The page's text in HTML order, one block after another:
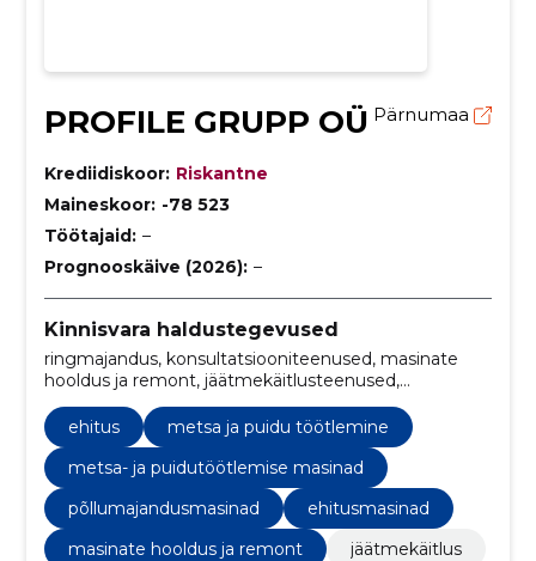
PROFILE GRUPP OÜ Pärnumaa
Krediidiskoor: Riskantne
Maineskoor: -78 523
Töötajaid: –
Prognooskäive (2026): –
Kinnisvara haldustegevused
ringmajandus, konsultatsiooniteenused, masinate
hooldus ja remont, jäätmekäitlusteenused,
põllumajandusmasinad, metsa- ja puidutöötlemise
masinad, kompakttraktorid, jäätmekäitlus
ehitus
metsa ja puidu töötlemine
metsa- ja puidutöötlemise masinad
põllumajandusmasinad
ehitusmasinad
masinate hooldus ja remont
jäätmekäitlus